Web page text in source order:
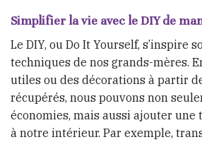
Simplifier la vie avec le DIY de
Le DIY, ou Do It Yourself, s’inspire
techniques de nos grands-mères.
utiles ou des décorations à partir
récupérés, nous pouvons non
économies, mais aussi ajouter une
à notre intérieur. Par exemple,